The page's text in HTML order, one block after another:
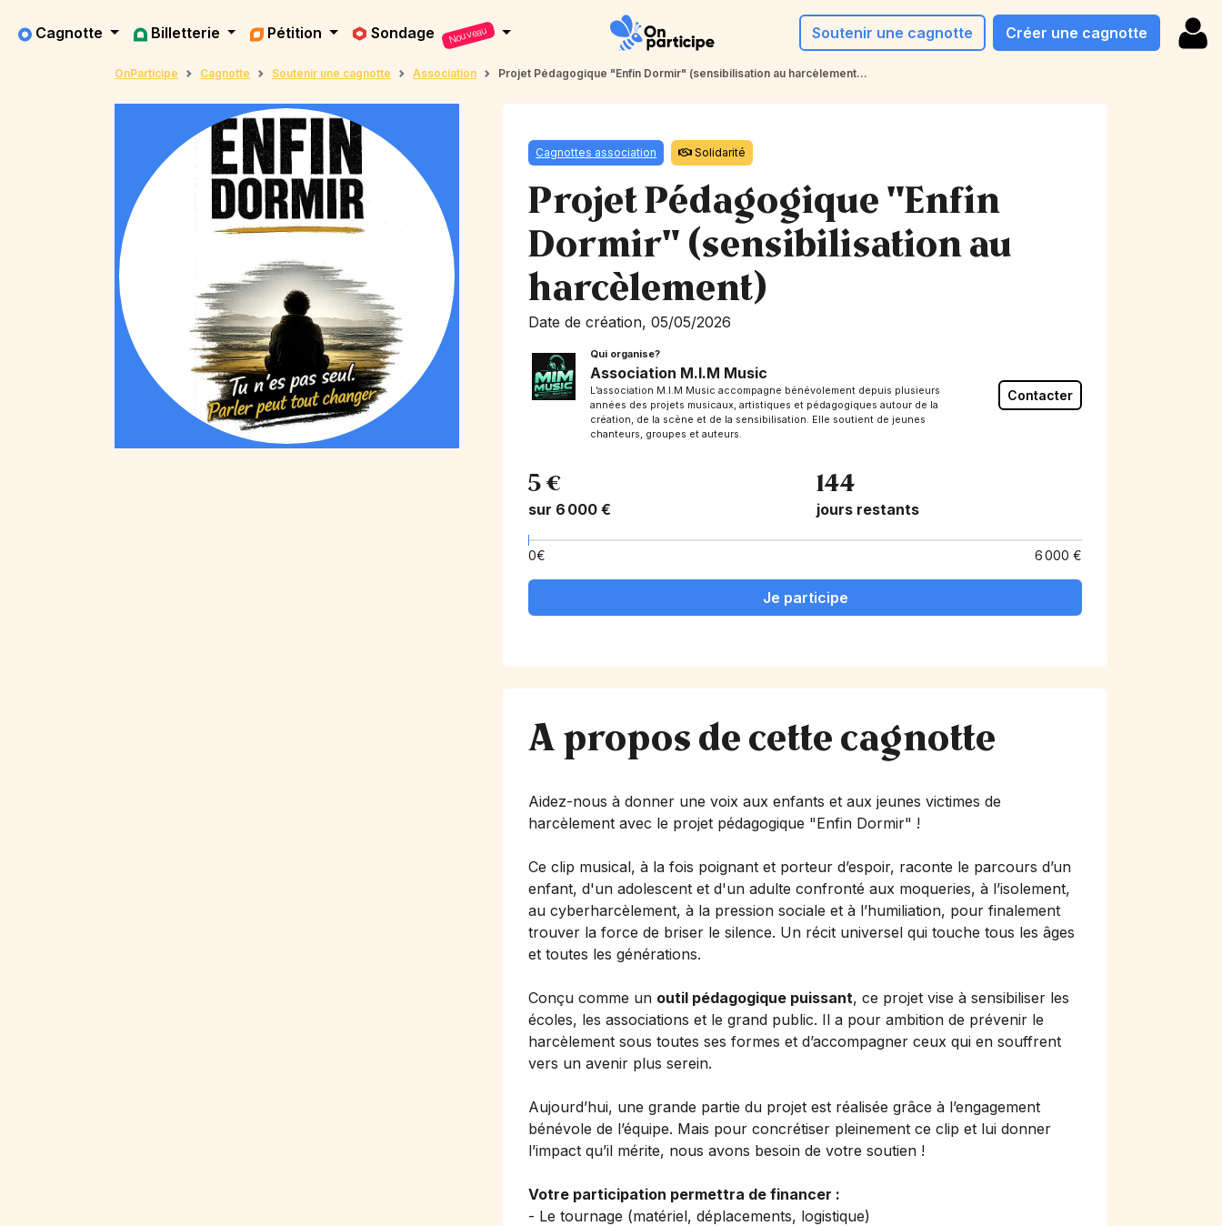
Cagnotte Billetterie Pétition Sondage Nouveau Soutenir une cagnotte Créer une cagnotte
OnParticipe Cagnotte Soutenir une cagnotte Association Projet Pédagogique "Enfin Dormir" (sensibilisation au harcèlement...
Cagnottes association Solidarité
Projet Pédagogique "Enfin
Dormir" (sensibilisation au
harcèlement)
Date de création, 05/05/2026
Qui organise?
Association M.I.M Music
L’association M.I.M Music accompagne bénévolement depuis plusieurs
années des projets musicaux, artistiques et pédagogiques autour de la
création, de la scène et de la sensibilisation. Elle soutient de jeunes
chanteurs, groupes et auteurs.
Contacter
5 €
sur 6 000 €
144
jours restants
0€ 6 000 €
Je participe
A propos de cette cagnotte
Aidez-nous à donner une voix aux enfants et aux jeunes victimes de
harcèlement avec le projet pédagogique "Enfin Dormir" !
Ce clip musical, à la fois poignant et porteur d’espoir, raconte le parcours d’un
enfant, d'un adolescent et d'un adulte confronté aux moqueries, à l’isolement,
au cyberharcèlement, à la pression sociale et à l’humiliation, pour finalement
trouver la force de briser le silence. Un récit universel qui touche tous les âges
et toutes les générations.
Conçu comme un outil pédagogique puissant, ce projet vise à sensibiliser les
écoles, les associations et le grand public. Il a pour ambition de prévenir le
harcèlement sous toutes ses formes et d’accompagner ceux qui en souffrent
vers un avenir plus serein.
Aujourd’hui, une grande partie du projet est réalisée grâce à l’engagement
bénévole de l’équipe. Mais pour concrétiser pleinement ce clip et lui donner
l’impact qu’il mérite, nous avons besoin de votre soutien !
Votre participation permettra de financer :
- Le tournage (matériel, déplacements, logistique)